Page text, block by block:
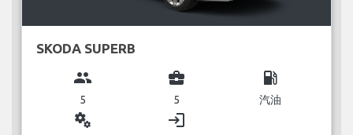
SKODA SUPERB
group
5
business_center
5
local_gas_station
汽油
miscellaneous_services login